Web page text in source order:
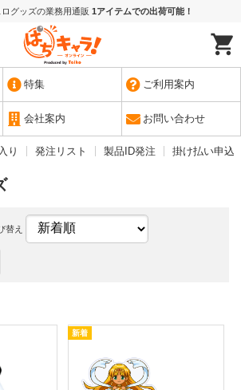
グッズの業務用通販 1アイテムでの出荷可能！
特集 ご利用案内
会社案内 お問い合わせ
り 発注リスト 製品ID発注 掛け払い申込
替え